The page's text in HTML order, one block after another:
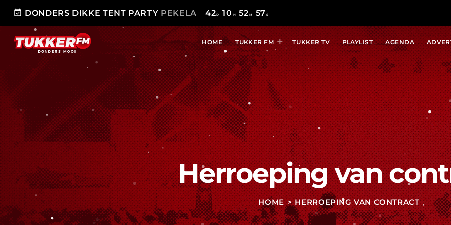
event_available DONDERS DIKKE TENT PARTY PEKELA 42D 10 H 52 M 56 S
HOME TUKKER FM TUKKER TV PLAYLIST AGENDA
Herroeping van
HOME> HERROEPING VAN CONTRACT